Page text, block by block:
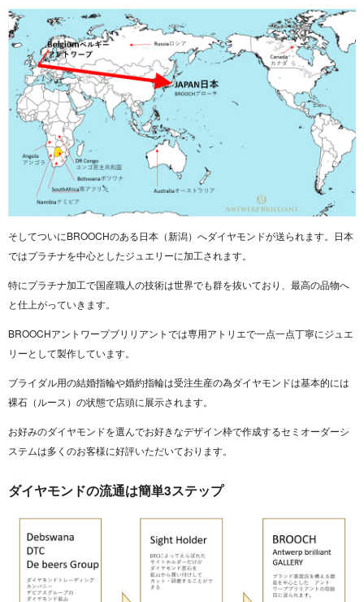
そしてついにBROOCHのある日本（新潟）へダイヤモンドが送られます。日本
ではプラチナを中心としたジュエリーに加工されます。
特にプラチナ加工で国産職人の技術は世界でも群を抜いており、最高の品物へ
と仕上がっていきます。
BROOCHアントワープブリリアントでは専用アトリエで一点一点丁寧にジュエ
リーとして製作しています。
ブライダル用の結婚指輪や婚約指輪は受注生産の為ダイヤモンドは基本的には
裸石（ルース）の状態で店頭に展示されます。
お好みのダイヤモンドを選んでお好きなデザイン枠で作成するセミオーダーシ
ステムは多くのお客様に好評いただいております。
ダイヤモンドの流通は簡単3ステップ